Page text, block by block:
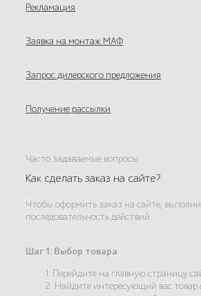
Рекламация
Заявка на монтаж МАФ
Запрос дилерского предложения
Получение рассылки
Часто задаваемые вопросы
Как сделать заказ на сайте?
Чтобы оформить заказ на сайте,
последовательность действий:
Шаг 1. Выбор товара
1. Перейдите на главную страницу
2. Найдите интересующий вас товар